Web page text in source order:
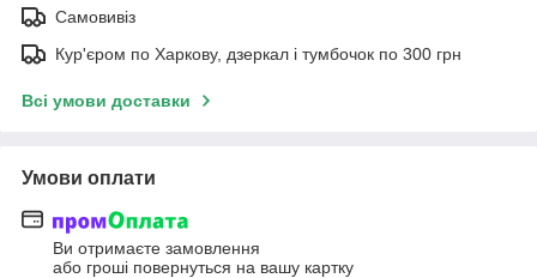
Самовивіз
Кур'єром по Харкову, дзеркал і тумбочок по 300 грн
Всі умови доставки
Умови оплати
Ви отримаєте замовлення
або гроші повернуться на вашу картку